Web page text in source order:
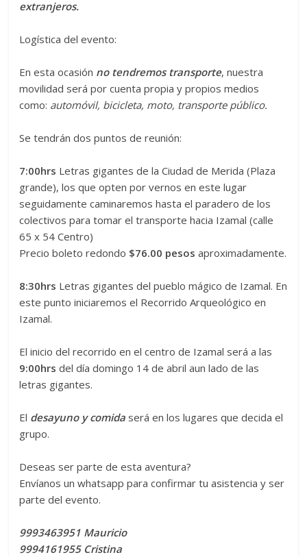
extranjeros.
Logística del evento:
En esta ocasión no tendremos transporte, nuestra
movilidad será por cuenta propia y propios medios
como: automóvil, bicicleta, moto, transporte público.
Se tendrán dos puntos de reunión:
7:00hrs Letras gigantes de la Ciudad de Merida (Plaza
grande), los que opten por vernos en este lugar
seguidamente caminaremos hasta el paradero de los
colectivos para tomar el transporte hacia Izamal (calle
65 x 54 Centro)
Precio boleto redondo $76.00 pesos aproximadamente.
8:30hrs Letras gigantes del pueblo mágico de Izamal. En
este punto iniciaremos el Recorrido Arqueológico en
Izamal.
El inicio del recorrido en el centro de Izamal será a las
9:00hrs del día domingo 14 de abril aun lado de las
letras gigantes.
El desayuno y comida será en los lugares que decida el
grupo.
Deseas ser parte de esta aventura?
Envíanos un whatsapp para confirmar tu asistencia y ser
parte del evento.
9993463951 Mauricio
9994161955 Cristina